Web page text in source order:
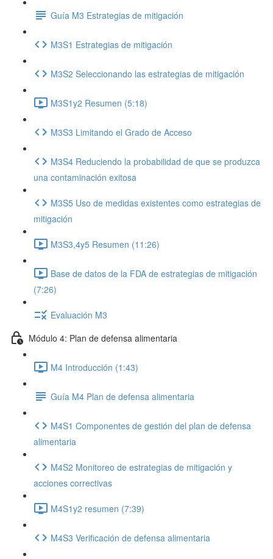
Guía M3 Estrategias de mitigación
M3S1 Estrategias de mitigación
M3S2 Seleccionando las estrategias de mitigación
M3S1y2 Resumen (5:18)
M3S3 Limitando el Grado de Acceso
M3S4 Reduciendo la probabilidad de que se produzca
una contaminación exitosa
M3S5 Uso de medidas existentes como estrategias de
mitigación
M3S3,4y5 Resumen (11:26)
Base de datos de la FDA de estrategias de mitigación
(7:26)
Evaluación M3
Módulo 4: Plan de defensa alimentaria
M4 Introducción (1:43)
Guía M4 Plan de defensa alimentaria
M4S1 Componentes de gestión del plan de defensa
alimentaria
M4S2 Monitoreo de estrategias de mitigación y
acciones correctivas
M4S1y2 resumen (7:39)
M4S3 Verificación de defensa alimentaria